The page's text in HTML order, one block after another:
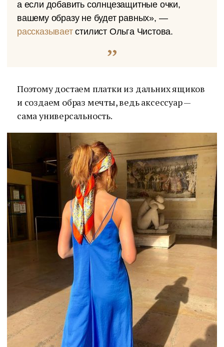
а если добавить солнцезащитные очки,
вашему образу не будет равных», —
рассказываетстилист Ольга Чистова.
Поэтому достаем платки из дальних ящиков
и создаем образ мечты, ведь аксессуар —
сама универсальность.